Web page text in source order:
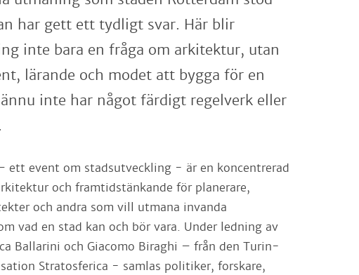
har gett ett tydligt svar. Här blir
inte bara en fråga om arkitektur, utan
lärande och modet att bygga för en
inte har något färdigt regelverk eller
ett event om stadsutveckling - är en koncentrerad
och framtidstänkande för planerare,
och andra som vill utmana invanda
vad en stad kan och bör vara. Under ledning av
Ballarini och Giacomo Biraghi – från den Turin-
Stratosferica - samlas politiker, forskare,